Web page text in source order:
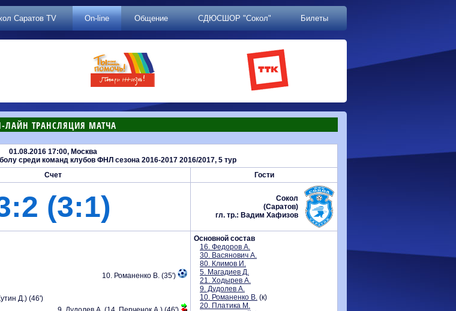
Саратов TV On-line Общение СДЮСШОР "Сокол" Билеты
ЛАЙН ТРАНСЛЯЦИЯ МАТЧА
01.08.2016 17:00, Москва
среди команд клубов ФНЛ сезона 2016-2017 2016/2017, 5 тур
Счет Гости
(3:1)
Сокол
(Саратов)
гл. тр.: Вадим Хафизов
10. Романенко В. (35')
Д.) (46')
Основной состав
16. Федоров А.
30. Васянович А.
80. Климов И.
5. Магадиев Д.
21. Ходырев А.
9. Дудолев А.
10. Романенко В. (к)
20. Платика М.